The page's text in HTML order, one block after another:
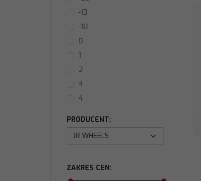
8,5";9,5"
9";10"
8";9"
9,5";10,5"
9,5";8,5"
8";9,5"
-13
-10
0
1
2
3
4
7
9
PRODUCENT:
ZAKRES CEN: